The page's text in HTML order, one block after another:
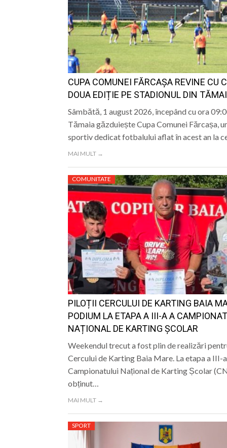
CUPA COMUNEI FĂRCAȘA REVINE CU
DOUA EDIȚIE PE STADIONUL DIN
Sâmbătă, 1 august 2026, începând cu ora
Tămaia găzduiește Cupa Comunei Fărcașa,
sportiv dedicat fotbalului aflat în acest an la
MAI MULT →
COMUNITATE
PILOȚII CERCULUI DE KARTING BAIA
PODIUM LA ETAPA A III-A A
NAȚIONAL DE KARTING ȘCOLAR
Weekendul trecut a fost plin de realizări
Cercului de Karting Baia Mare. La etapa a III-
Campionatului Național de Karting Școlar
obținut…
MAI MULT →
SPORT